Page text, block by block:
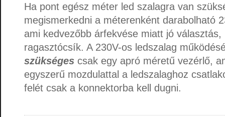
Ha pont egész méter led szalagra van
megismerkedni a méterenként darabolható
ami kedvezőbb árfekvése miatt jó
ragasztócsík. A 230V-os ledszalag
szükséges csak egy apró méretű vezérlő,
egyszerű mozdulattal a ledszalaghoz
felét csak a konnektorba kell dugni.